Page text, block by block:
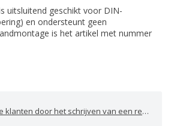
uitsluitend geschikt voor DIN-
en ondersteunt geen
is het artikel met nummer
door het schrijven van een review